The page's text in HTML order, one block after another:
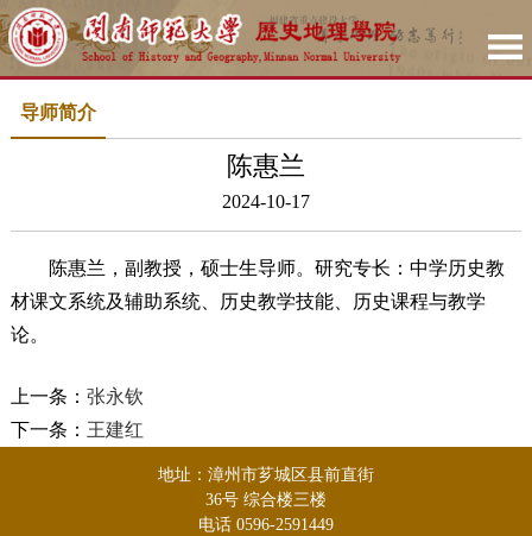
导师简介
陈惠兰
2024-10-17
陈惠兰， 副教授，硕士生导师。研究专长：中学历史教
材课文系统及辅助系统、历史教学技能、历史课程与教学
论。
上一条： 张永钦
下一条： 王建红
地址：漳州市芗城区县前直街
36号 综合楼三楼
电话 0596-2591449